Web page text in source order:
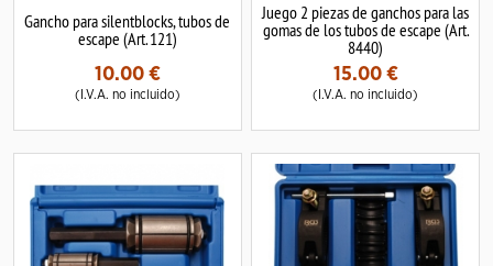
Gancho para silentblocks, tubos de
escape (Art. 121)
10.00€
(I.V.A. no incluido)
Juego 2 piezas de ganchos para las
gomas de los tubos de escape (Art.
8440)
15.00€
(I.V.A. no incluido)